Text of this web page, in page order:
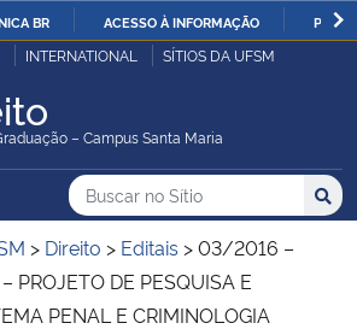
IR
BR ACESSO À INFORMAÇÃO
Pública
INTERNATIONAL SÍTIOS DA UFSM
– Campus Santa Maria
do Sítio
Busca
Buscar no no Sítio
Busca:
> Direito > Editais >03/2016 –
DE PESQUISA E
PENAL E CRIMINOLOGIA